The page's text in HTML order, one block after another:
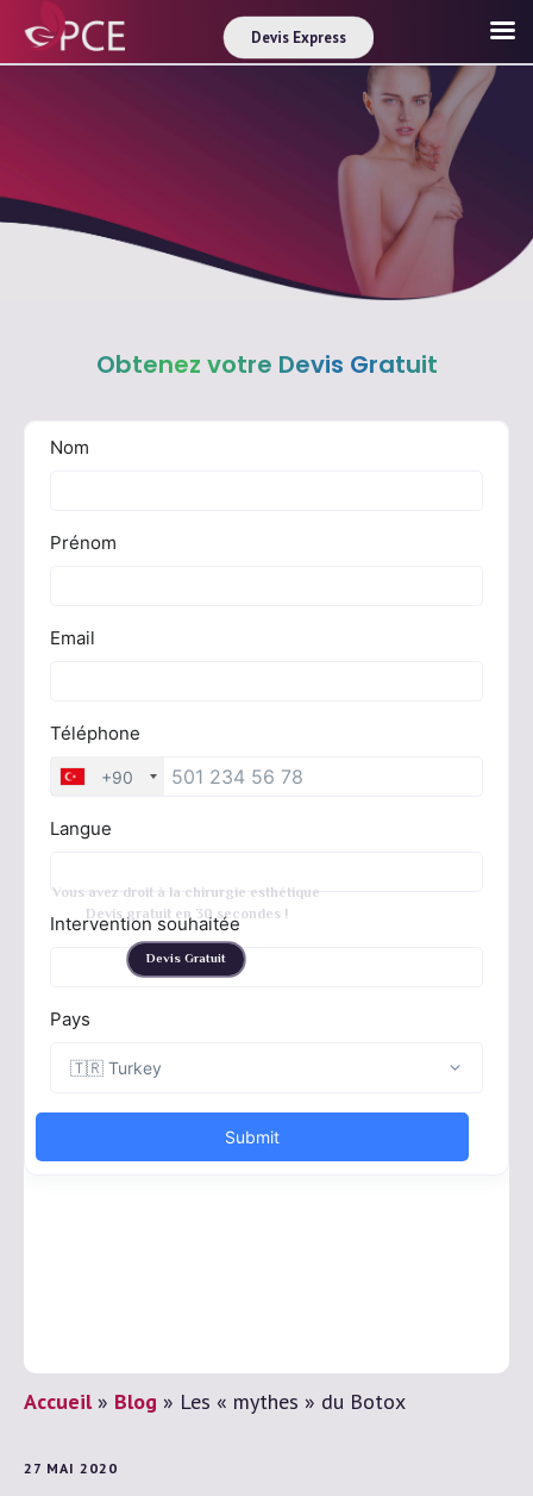
Vous avez droit à la chirurgie esthétique
Devis gratuit en 30 secondes !
Devis Gratuit
Obtenez votre Devis Gratuit
Accueil» Blog » Les « mythes » du Botox
27 MAI 2020
Devis Express